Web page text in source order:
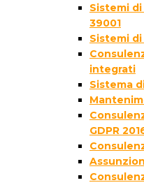
Sistemi
39001
Sistemi
integrati
Sistema
GDPR